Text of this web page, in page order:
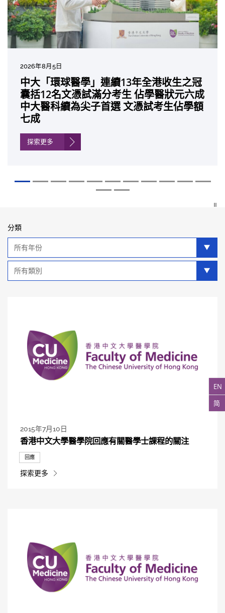
EN
简
2026年8月5日
中大「環球醫學」連續13年全港收生之冠
囊括12名文憑試滿分考生 佔學醫狀元六成
中大醫科續為尖子首選 文憑試考生佔學額
七成
探索更多
2026年7月10日
中大研發「AI-OCT」系統助測糖尿黃斑水
腫 假陽性轉介個案銳減六成 縮短患者輪
候診症時間
2026年7月10日
中大黃秀娟教授獲頒中國工程界最高榮譽
「光華工程科技獎」 成為今屆醫藥衞生領
域唯一香港學者
2026年7月7日
中大新設「香港中文大學鳳凰獎學金」嘉
許公開試狀元 鼓勵學醫狀元走出課堂放眼
世界 裝備21世紀妙手仁醫
2026年6月29日
中大全新一站式PGT-Plus方案 精準辨識
傳統檢測中複雜基因異常「盲點」 降低人
工受孕流產及異常妊娠風險
2026年6月22日
中大發現青光眼治療新靶點 小鼠實驗證實
可恢復七成視力 有助開創嶄新神經保護療
法
2026年6月17日
中大成功拆解肝癌免疫治療耐藥性機制 揭
一種免疫細胞具「除廢餵食」新功能助癌
細胞耐藥性
2026年6月10日
中大與多名全球專家共同牽頭跨國肺癌研
究 逾半晚期ALK陽性肺癌病人七年無惡化
因特定基因異常而引起的肺癌有望變成
「慢性病」 患者可與病共存
探索更多
2026年6月5日
中大教授陳重娥獲頒「清野裕傑出領袖
獎」 成為本港首名學者榮膺亞洲糖尿病教
研最高榮譽
2026年6月2日
中大匯聚逾200位區域專家 探討私人醫療
保險如何推動全民健康覆蓋
探索更多
2026年5月19日
中大張源津醫生成首位亞洲研究員 榮獲國
際泌尿科權威獎項John K. Lattimer 講座
獎
2026年5月14日
中大取得「從實驗室到臨床應用」研究突
破 初步證實GLP-1藥物可改善嚴重中風康
復情況
分類
類
2015年7月10日
香港中文大學醫學院回應有關醫學士課程的關注
回應
探索更多